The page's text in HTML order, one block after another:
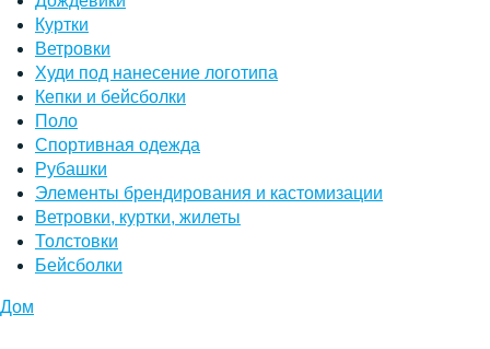
Куртки
Ветровки
Худи под нанесение логотипа
Кепки и бейсболки
Поло
Спортивная одежда
Рубашки
Элементы брендирования и кастомизации
Ветровки, куртки, жилеты
Толстовки
Бейсболки
Дом